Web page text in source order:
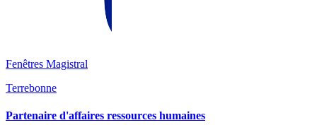
Fenêtres Magistral
Terrebonne
Partenaire d'affaires ressources humaines